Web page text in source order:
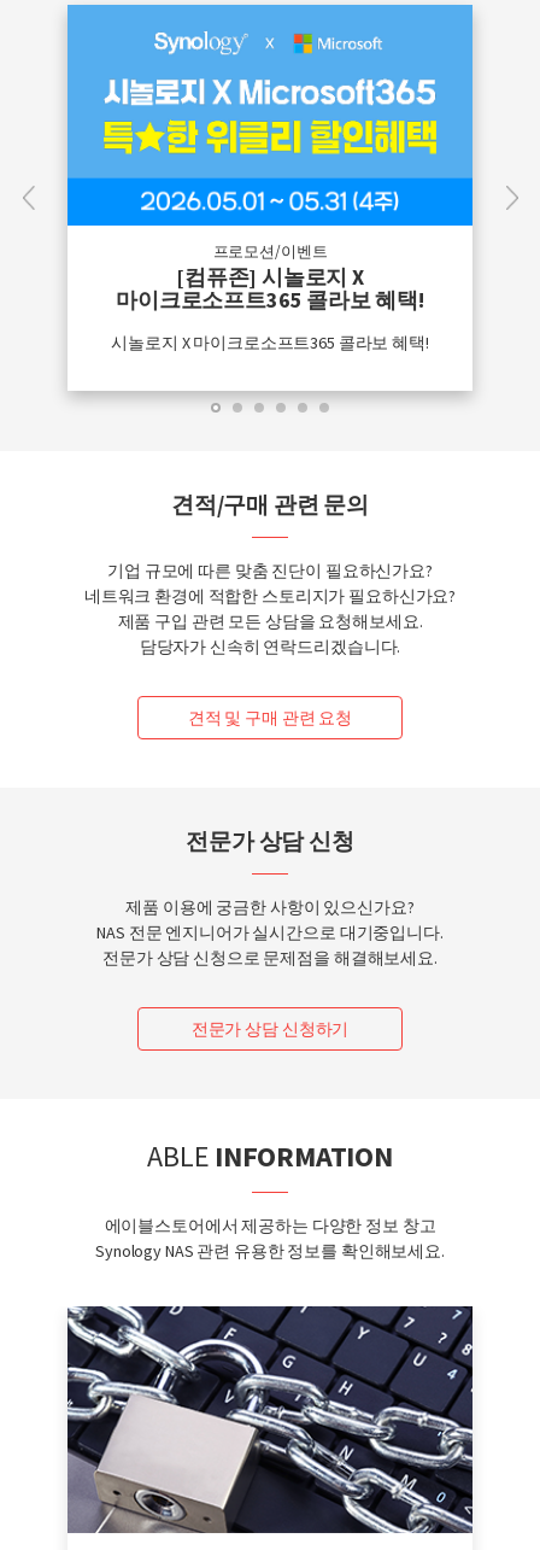
프로모션/이벤트
[컴퓨존] 시놀로지 X
마이크로소프트365 콜라보 혜택!
시놀로지 X 마이크로소프트365 콜라보 혜택!
견적/구매 관련 문의
기업 규모에 따른 맞춤 진단이 필요하신가요?
네트워크 환경에 적합한 스토리지가 필요하신가요?
제품 구입 관련 모든 상담을 요청해보세요.
담당자가 신속히 연락드리겠습니다.
견적 및 구매 관련 요청
전문가 상담 신청
제품 이용에 궁금한 사항이 있으신가요?
NAS 전문 엔지니어가 실시간으로 대기중입니다.
전문가 상담 신청으로 문제점을 해결해보세요.
전문가 상담 신청하기
ABLE INFORMATION
에이블스토어에서 제공하는 다양한 정보 창고
Synology NAS 관련 유용한 정보를 확인해보세요.